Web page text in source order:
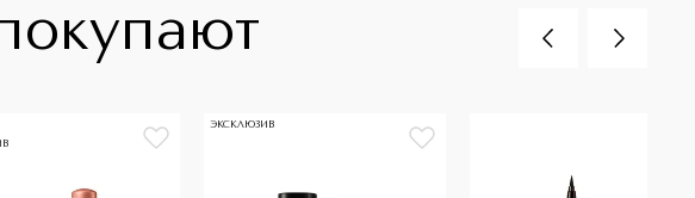
ЭКСКЛЮЗИВ